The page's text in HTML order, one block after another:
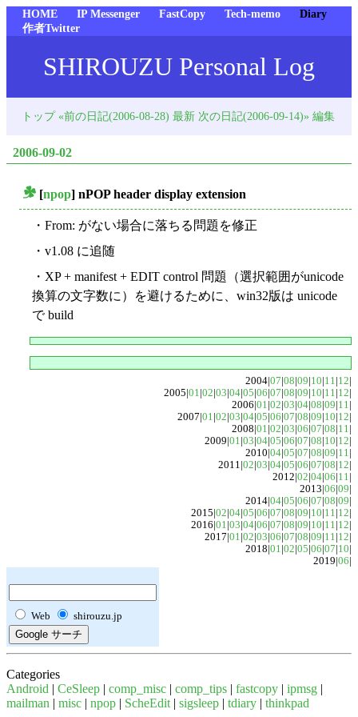
HOME IP Messenger FastCopy Tech-memo
Diary
作者Twitter
SHIROUZU Personal Log
トップ «前の日記(2006-08-28) 最新 次の日記(2006-09-14)» 編集
2006-09-02
[npop] nPOP header display extension
・From: がない場合に落ちる問題を修正
・v1.08 に追随
・XP + manifest + EDIT control 問題（選択範囲がunicode
換算の文字数に）を避けるために、win32版は unicode
で build
2004|07|08|09|10|11 |12|
2005|01 |02|03|04|05|06|07|08|09|10|11 |12|
2006|01 |02|03|04|08|09|11 |
2007|01 |02|03|04|05|06|07|08|09|10|12|
2008|01 |02|03|06|07|08|11 |
2009|01 |03|04|05|06|07|08|10|12|
2010|04|05|07|08|09|11 |
2011|02|03|04|05|06|07|08|12|
2012|02|04|06|11 |
2013|06|09|
2014|04|05|06|07|08|09|
2015|02|04|05|06|07|08|09|10|11 |12|
2016|01 |03|04|06|07|08|09|10|11 |12|
2017|01 |02|03|06|07|08|09|11 |12|
2018|01 |02|05|06|07|10|
2019|06|
Web shirouzu.jp
Categories
Android | CeSleep | comp_misc | comp_tips | fastcopy | ipmsg |
mailman | misc | npop | ScheEdit | sigsleep | tdiary | thinkpad